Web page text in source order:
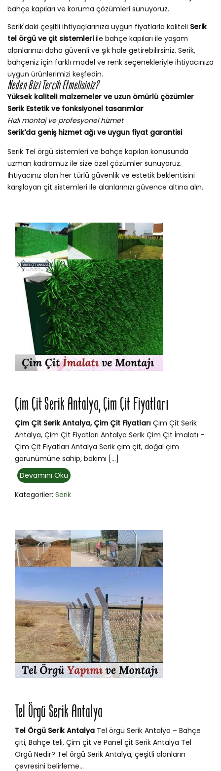
bahçe kapıları ve koruma çözümleri sunuyoruz.
Serik'daki çeşitli ihtiyaçlarınıza uygun fiyatlarla kaliteli Serik
tel örgü ve çit sistemleriile bahçe kapıları ile yaşam
alanlarınızı daha güvenli ve şık hale getirebilirsiniz. Serik,
bahçeniz için farklı model ve renk seçenekleriyle ihtiyacınıza
uygun ürünlerimizi keşfedin.
Neden Bizi Tercih Etmelisiniz?
Yüksek kaliteli malzemeler ve uzun ömürlü çözümler
Serik Estetik ve fonksiyonel tasarımlar
Hızlı montaj ve profesyonel hizmet
Serik'da geniş hizmet ağı ve uygun fiyat garantisi
Serik Tel örgü sistemleri ve bahçe kapıları konusunda
uzman kadromuz ile size özel çözümler sunuyoruz.
İhtiyacınız olan her türlü güvenlik ve estetik beklentisini
karşılayan çit sistemleri ile alanlarınızı güvence altına alın.
Çim Çit Serik Antalya, Çim Çit Fiyatları
Çim Çit Serik Antalya, Çim Çit Fiyatları Çim Çit Serik
Antalya, Çim Çit Fiyatları Antalya Serik Çim Çit İmalatı –
Çim Çit Fiyatları Antalya Serik çim çit, doğal çim
görünümüne sahip, bakımı […]
Devamını Oku
Kategoriler: Serik
Tel Örgü Serik Antalya
Tel Örgü Serik Antalya Tel örgü Serik Antalya – Bahçe
çiti, Bahçe teli, Çim çit ve Panel çit Serik Antalya Tel
Örgü Nedir? Tel örgü Serik Antalya, çeşitli alanların
çevresini belirleme...